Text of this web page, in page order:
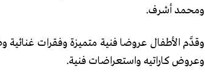
ومحمد أشرف.
وقدَّم الأطفال عروضا فنية متميزة وفقرات
وعروض كاراتيه واستعراضات فنية.